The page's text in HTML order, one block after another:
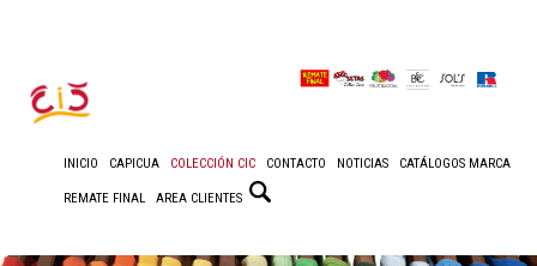
INICIO CAPICUA COLECCIÓN CIC CONTACTO NOTICIAS CATÁLOGOS MARCA
REMATE FINAL AREA CLIENTES